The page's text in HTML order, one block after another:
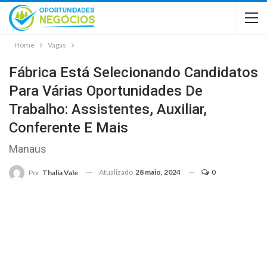
Home Vagas
Fábrica Está Selecionando Candidatos
Para Várias Oportunidades De
Trabalho: Assistentes, Auxiliar,
Conferente E Mais
Manaus
Por Thalia Vale Atualizado 28 maio, 2024 0